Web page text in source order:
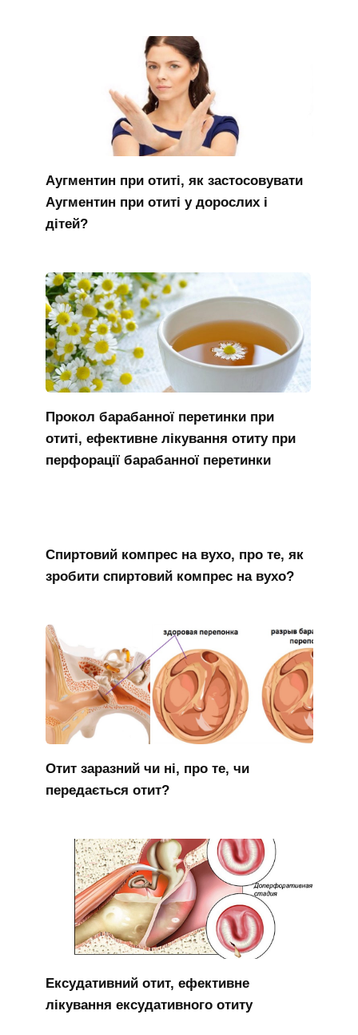
Аугментин при отиті, як застосовувати
Аугментин при отиті у дорослих і
дітей?
Прокол барабанної перетинки при
отиті, ефективне лікування отиту при
перфорації барабанної перетинки
Спиртовий компрес на вухо, про те, як
зробити спиртовий компрес на вухо?
Отит заразний чи ні, про те, чи
передається отит?
Ексудативний отит, ефективне
лікування ексудативного отиту